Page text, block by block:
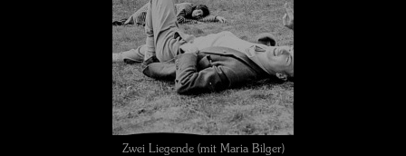
Zwei Liegende (mit Maria Bilger)